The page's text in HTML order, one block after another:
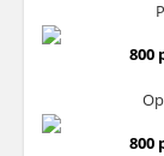
800
800